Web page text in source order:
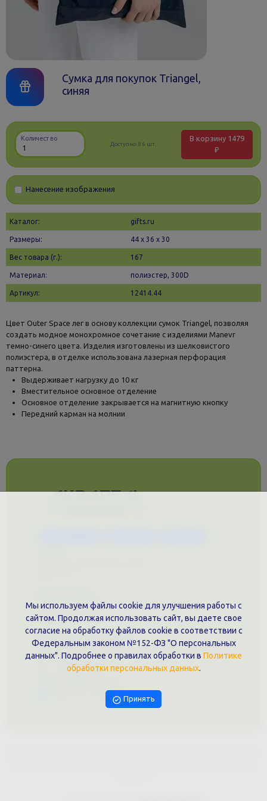
Сумка для покупок Triangel,
синяя
Количество
Доступно:86 шт.
В корзину 1479
₽
Нанесение изображения
Каталог: gifts.ru
Размеры: 44 х 36 x 30
Вес товара (г.): 167
Материал: полиэстер, 300D
Артикул: 12414.44
Цвет Outer Space лег в основу коллекции сумок Triangel, позволяя
создать модное монохромное сочетание с изделиями Manevr
темно-синего цвета. Изделия изготовлены из шелковистого
полиэстера, в отделке использована лазерная перфорация
паттерна.
Выдерживает нагрузку до 10 кг
Вместительное основное отделение
Основное отделение закрывается на магнитную кнопку
Передний карман на молнии
Политика обработки персональных данных
Публичная оферта
Контакты филиала
г. Краснодар, ул. Шоссе Нефтяников, 28, оф. 51
+7 (861)202-09-02
+7 (909)466-00-16
Написать в Telegram
Мы используем файлы cookie для улучшения работы с
сайтом. Продолжая использовать сайт, вы даете свое
согласие на обработку файлов cookie в соответствии с
Федеральным законом №152-ФЗ "О персональных
данных". Подробнее о правилах обработки в Политике
обработки персональных данных.
Принять